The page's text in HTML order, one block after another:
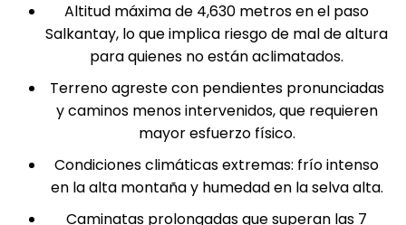
Altitud máxima de 4,630 metros en el paso
Salkantay, lo que implica riesgo de mal de altura
para quienes no están aclimatados.
Terreno agreste con pendientes pronunciadas
y caminos menos intervenidos, que requieren
mayor esfuerzo físico.
Condiciones climáticas extremas: frío intenso
en la alta montaña y humedad en la selva alta.
Caminatas prolongadas que superan las 7